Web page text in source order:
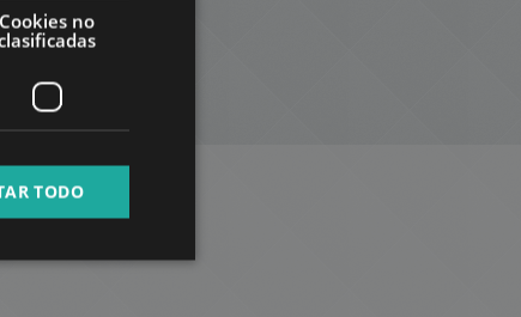
FRENCH
ARABIC
Cookies no
TODO